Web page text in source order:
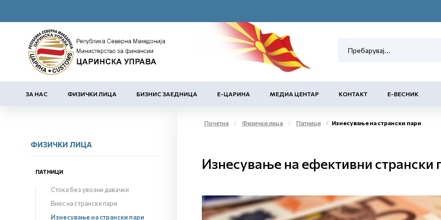
ЗА НАС ФИЗИЧКИ ЛИЦА БИЗНИС ЗАЕДНИЦА Е-ЦАРИНА МЕДИА ЦЕНТАР КОНТАКТ Е-ВЕСНИК
ФИЗИЧКИ ЛИЦА
ПАТНИЦИ
Стока без увозни давачки
Внес на странски пари
Изнесување на странски пари
Почетна Физички лица Патници Изнесување на странски пари
Изнесување на ефективни странски